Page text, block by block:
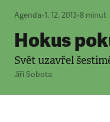
Agenda•1. 12. 2013•8 minut
Hokus
Svět uzavřel
Jiří Sobota